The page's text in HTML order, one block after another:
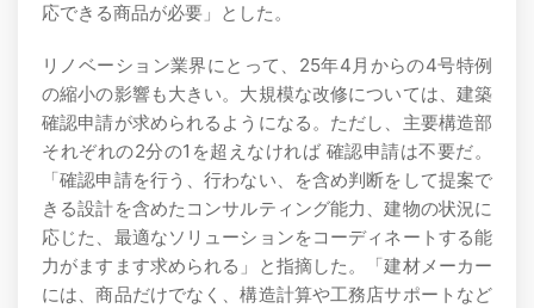
応できる商品が必要」とした。
リノベーション業界にとって、25年4月からの4号特例
の縮小の影響も大きい。大規模な改修については、建築
確認申請が求められるようになる。ただし、主要構造部
それぞれの2分の1を超えなければ 確認申請は不要だ。
「確認申請を行う、行わない、を含め判断をして提案で
きる設計を含めたコンサルティング能力、建物の状況に
応じた、最適なソリューションをコーディネートする能
力がますます求められる」と指摘した。「建材メーカー
には、商品だけでなく、構造計算や工務店サポートなど